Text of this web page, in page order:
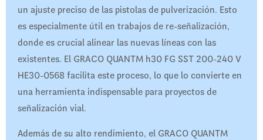
un ajuste preciso de las pistolas de pulverización. Esto
es especialmente útil en trabajos de re-señalización,
donde es crucial alinear las nuevas líneas con las
existentes. El GRACO QUANTM h30 FG SST 200-240 V
HE30-0568 facilita este proceso, lo que lo convierte en
una herramienta indispensable para proyectos de
señalización vial.
Además de su alto rendimiento, el GRACO QUANTM